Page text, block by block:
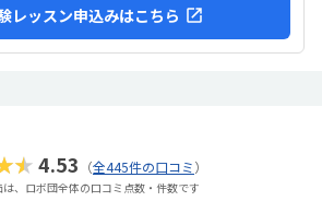
レッスン申込みはこちら
4.53 （全445件の口コミ）
、ロボ団全体の口コミ点数・件数です